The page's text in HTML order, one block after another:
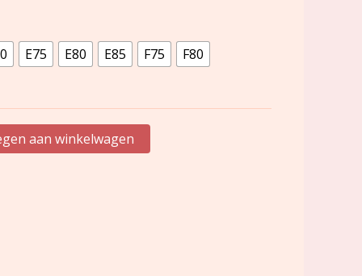
E75 E80 E85 F75 F80
aan winkelwagen